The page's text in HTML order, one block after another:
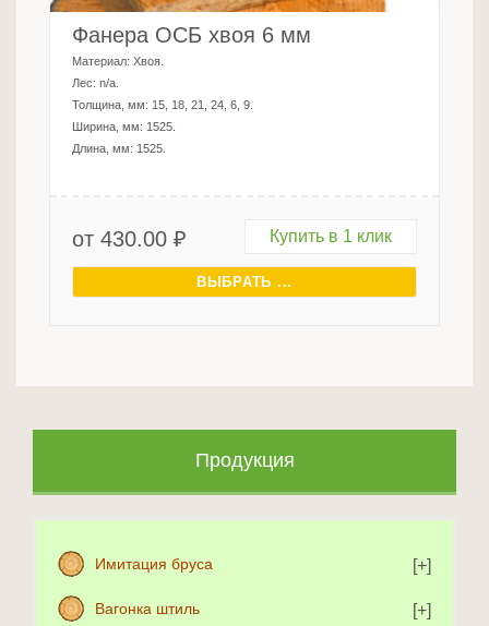
Продукция
Имитация бруса
Вагонка штиль
Фанера ОСБ хвоя 6 мм
Материал: Хвоя
Лес: n/a
Толщина, мм: 15, 18, 21, 24, 6, 9
Ширина, мм: 1525
Длина, мм: 1525
от 430.00 ₽ Купить в 1 клик
ВЫБРАТЬ ...